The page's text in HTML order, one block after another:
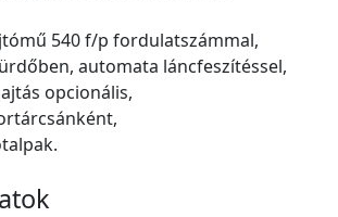
540 f/p fordulatszámmal,
automata láncfeszítéssel,
opcionális,